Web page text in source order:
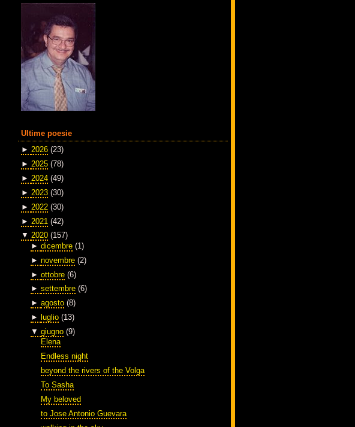
Ultime poesie
► 2026 (23)
► 2025 (78)
► 2024 (49)
► 2023 (30)
► 2022 (30)
► 2021 (42)
▼ 2020 (157)
► dicembre (1)
► novembre (2)
► ottobre (6)
► settembre (6)
► agosto (8)
►
luglio (13)
▼ giugno (9)
Elena
Endless night
beyond the rivers of the Volga
To Sasha
My beloved
to Jose Antonio Guevara